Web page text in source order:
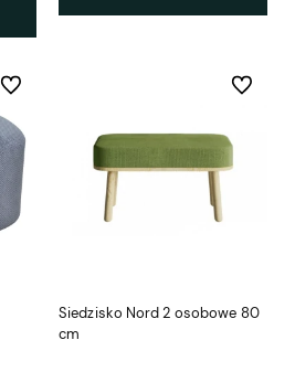
Do ulubionych
Siedzisko Nord 2 osobowe 80
cm
Do